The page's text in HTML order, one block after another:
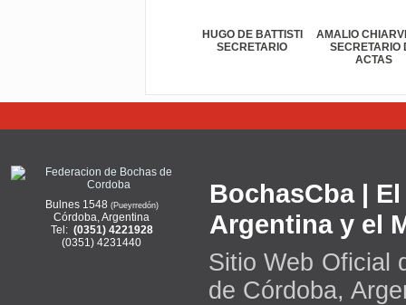
HUGO DE BATTISTI
SECRETARIO
AMALIO
SECRETARIO
ACTAS
Bulnes 1548 (Pueyrredón)
Córdoba, Argentina
Tel: (0351) 4221928
(0351) 4231440
BochasCba |
Argentina y el
Sitio Web Oficial
de Córdoba,